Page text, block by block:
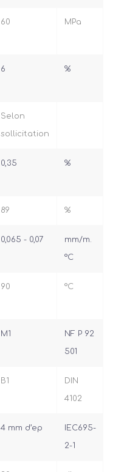
60 MPa
6 %
Selon
sollicitation
0,35 %
89 %
0,065 - 0,07 mm/m.
°C
90 °C
M1 NF P 92
501
B1 DIN
4102
4 mm d’ep IEC695-
2-1